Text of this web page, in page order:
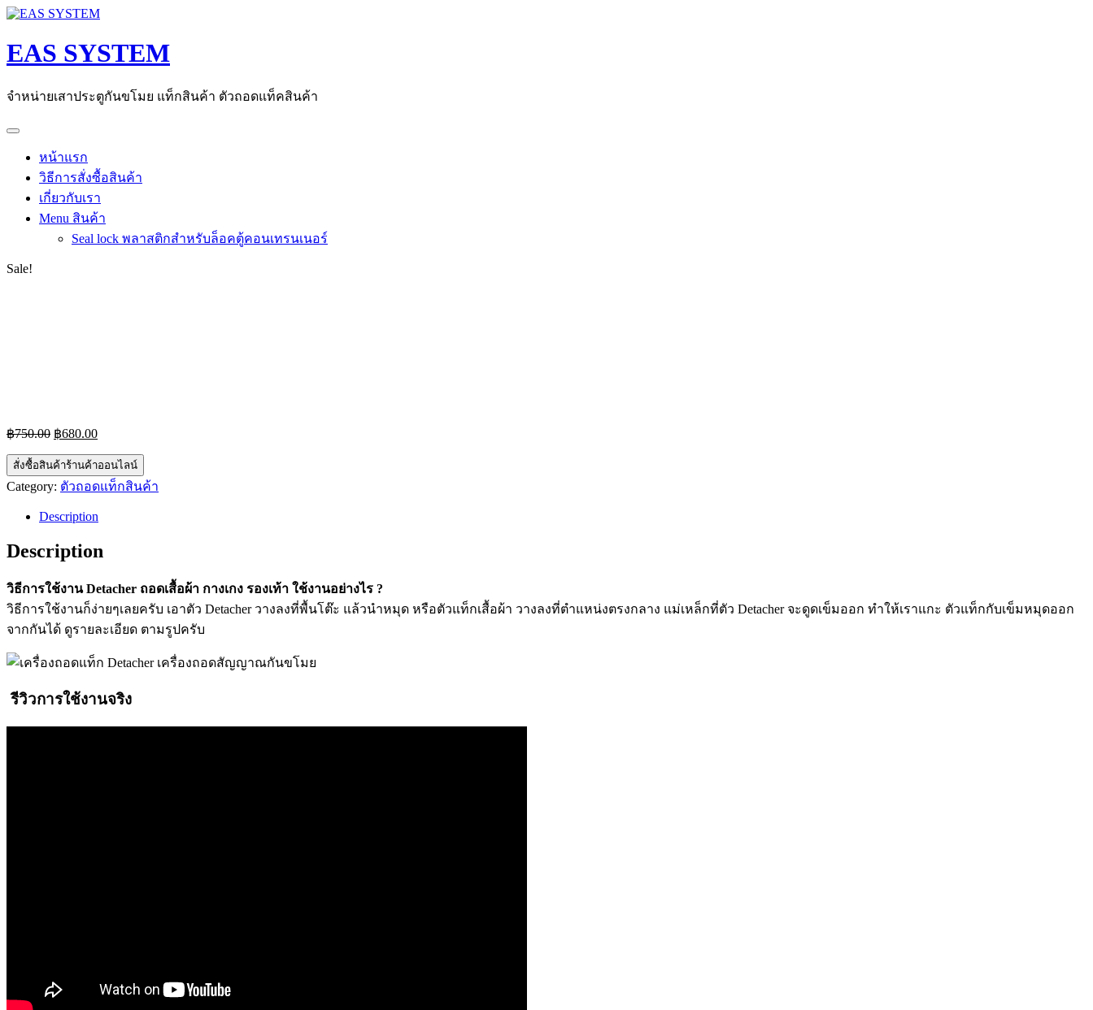
Skip
content
EAS SYSTEM
จำหน่ายเสาประตูกันขโมย แท็กสินค้า ตัวถอดแท็คสินค้า
หน้าแรก
วิธีการสั่งซื้อสินค้า
เกี่ยวกับเรา
Menu สินค้า
Seal lock พลาสติกสำหรับล็อคตู้คอนเทรนเนอร์
Sale!
฿750.00 Original
was:
฿750.00.
฿680.00Current
is:
฿680.00.
สั่งซื้อสินค้าร้านค้าออนไลน์
Category: ตัวถอดแท็กสินค้า
Description
Description
วิธีการใช้งาน Detacher ถอดเสื้อผ้า กางเกง รองเท้า ใช้งานอย่างไร ?
วิธีการใช้งานก็ง่ายๆเลยครับ เอาตัว Detacher วางลงที่พื้นโต๊ะ แล้วนำหมุด หรือตัวแท็กเสื้อผ้า วางลงที่ตำแหน่งตรงกลาง แม่เหล็กที่ตัว Detacher จะดูดเข็มออก ทำให้เราแกะ ตัวแท็กกับเข็มหมุดออก
จากกันได้ ดูรายละเอียด ตามรูปครับ
รีวิวการใช้งานจริง